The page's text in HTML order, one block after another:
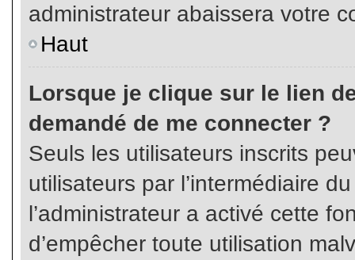
administrateur abaissera votre
Haut
Lorsque je clique sur le lien
demandé de me connecter ?
Seuls les utilisateurs inscrits
utilisateurs par l’intermédiaire
l’administrateur a activé cette
d’empêcher toute utilisation